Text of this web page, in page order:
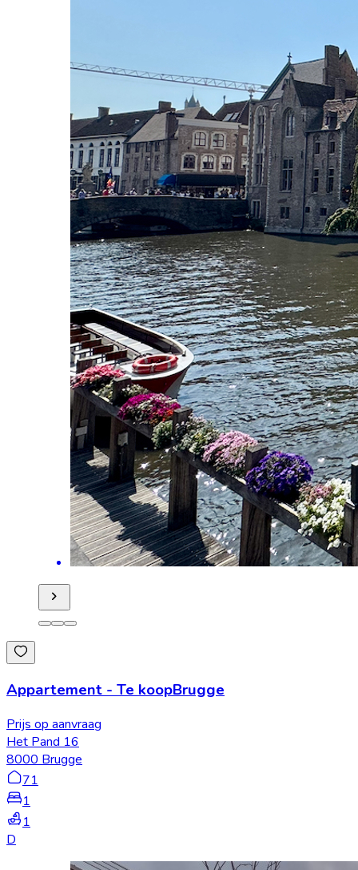
Appartement - Te koopBrugge
Prijs op aanvraag
Het Pand 16
8000 Brugge
71
1
1
D